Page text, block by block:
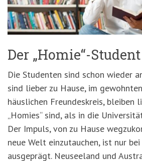
Der „Homie“-Student
Die Studenten sind schon wieder
sind lieber zu Hause, im
häuslichen Freundeskreis, bleiben
„Homies“ sind, als in die
Der Impuls, von zu Hause
neue Welt einzutauchen, ist nur
ausgeprägt. Neuseeland und